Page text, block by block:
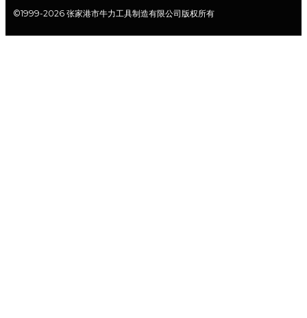
©1999-2026 张家港市牛力工具制造有限公司版权所有